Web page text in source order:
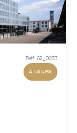
Réf. 62_0033
À LOUER